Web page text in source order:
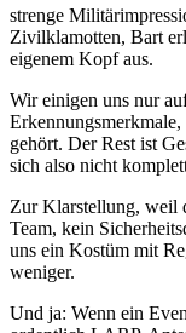
strenge
Zivilklamotten, Bart
eigenem Kopf aus.
Wir einigen uns nur
gehört. Der Rest ist
sich also nicht
Zur Klarstellung, weil
Team, kein
uns ein Kostüm mit
weniger.
Und ja: Wenn ein